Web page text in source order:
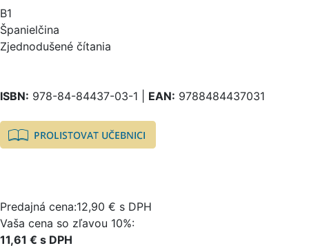
B1
Španielčina
Zjednodušené čítania
ISBN: 978-84-84437-03-1 | EAN: 9788484437031
Predajná cena:12,90 € s DPH
Vaša cena so zľavou 10%:
11,61 € s DPH